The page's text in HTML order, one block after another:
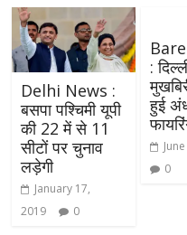
Delhi News :
बसपा पश्चिमी यूपी
की 22 में से 11
सीटों पर चुनाव
लड़ेगी
January 17,
2019
0
:
हुई
0